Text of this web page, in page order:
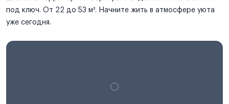
под ключ. От 22 до 53 м². Начните жить в атмосфере уюта
уже сегодня.